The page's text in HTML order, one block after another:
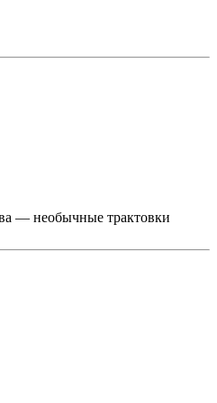
— необычные трактовки